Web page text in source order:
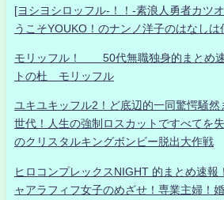
[ヨシヨシロッフル-！！-素浪人勇者カツ
うこそYOUKO！のナンノ洋子のはなしは
モリッフル！ 50代無職独身的まとめ速
トの杜 モリッフル
ユキユキッフル2！ど底辺的一同驚愕騒然
世代！人生の強制ロスカットですべてを
のクリスタルキングボンビー脱出大作戦
ヒロコンプレックスNIGHT 的まとめ速報
ャアラフィフ女子のめざせ！専業主婦！